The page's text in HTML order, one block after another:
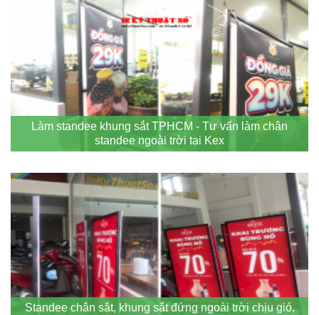
Làm standee khung sắt TPHCM - Tư vấn làm chân
standee ngoài trời tại Kex
Standee chân sắt, khung sắt đứng ngoài trời chịu gió,